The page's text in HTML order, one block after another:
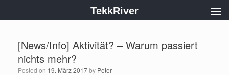
[News/Info] Aktivität? – Warum passiert
nichts mehr?
Posted on 19. März 2017by Peter
TekkRiver